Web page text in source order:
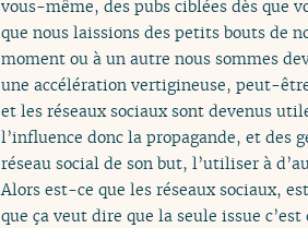
vous-même, des pubs ciblées dès que
que nous laissions des petits bouts de
moment ou à un autre nous sommes
une accélération vertigineuse, peut-
et les réseaux sociaux sont devenus
l’influence donc la propagande, et des
réseau social de son but, l’utiliser à
Alors est-ce que les réseaux sociaux,
que ça veut dire que la seule issue